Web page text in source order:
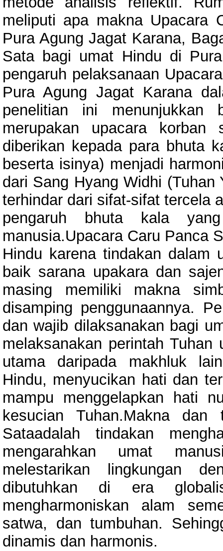
meliputi apa makna Upacara
Pura Agung Jagat Karana,
Sata bagi umat Hindu di
pengaruh pelaksanaan
Pura Agung Jagat Karana
penelitian ini menunjukkan
merupakan upacara
diberikan kepada para bhuta
beserta isinya) menjadi
dari Sang Hyang Widhi
terhindar dari sifat-sifat tercela
pengaruh bhuta kala
manusia.Upacara Caru Panca
Hindu karena tindakan dalam
baik sarana upakara dan
masing memiliki makna
disamping penggunaannya.
dan wajib dilaksanakan bagi
melaksanakan perintah
utama daripada makhluk
Hindu, menyucikan hati dan
mampu menggelapkan hati
kesucian Tuhan.Makna dan
Sataadalah tindakan
mengarahkan umat
melestarikan lingkungan
dibutuhkan di era
mengharmoniskan alam
satwa, dan tumbuhan.
dinamis dan harmonis.